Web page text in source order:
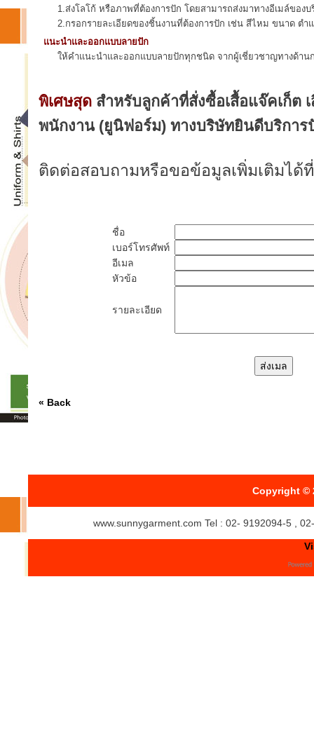
1.ส่งโลโก้ หรือภาพที่ต้องการปัก โดยสามารถส่งมาทางอีเมล์ของ
2.กรอกรายละเอียดของชิ้นงานที่ต้องการปัก เช่น สีไหม ขนาด ตำ
แนะนำและออกแบบลายปัก
ให้คำแนะนำและออกแบบลายปักทุกชนิด จากผู้เชี่ยวชาญทางด้าน
พิเศษสุด สำหรับลูกค้าที่สั่งซื้อเสื้อแจ๊คเก็ต
พนักงาน (ยูนิฟอร์ม) ทางบริษัทยินดีบริการ
ติดต่อสอบถามหรือขอข้อมูลเพิ่มเติมได้
ชื่อ
เบอร์โทรศัพท์
อีเมล
หัวข้อ
รายละเอียด
« Back
Copyright ©
www.sunnygarment.com Tel : 02- 9192094-5 ,